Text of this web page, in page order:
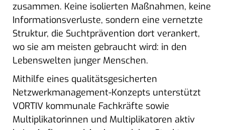
zusammen. Keine isolierten Maßnahmen, keine
Informationsverluste, sondern eine vernetzte
Struktur, die Suchtprävention dort verankert,
wo sie am meisten gebraucht wird: in den
Lebenswelten junger Menschen.
Mithilfe eines qualitätsgesicherten
Netzwerkmanagement-Konzepts unterstützt
VORTIV kommunale Fachkräfte sowie
Multiplikatorinnen und Multiplikatoren aktiv